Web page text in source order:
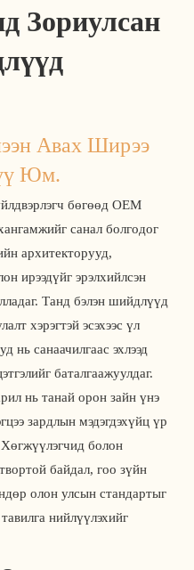
Зориулсан
Авах Ширээ
Юм.
санал болгодог
архитекторууд,
ирээдүйг эрэлхийлсэн
Танд бэлэн шийдлүүд
хэрэгтэй эсэхээс үл
нь санаачилгаас эхлээд
баталгаажуулдаг.
зардлын мэдэгдэхүйц үр
болон
байдал, гоо зүйн
олон улсын стандартыг
нийлүүлэхийг